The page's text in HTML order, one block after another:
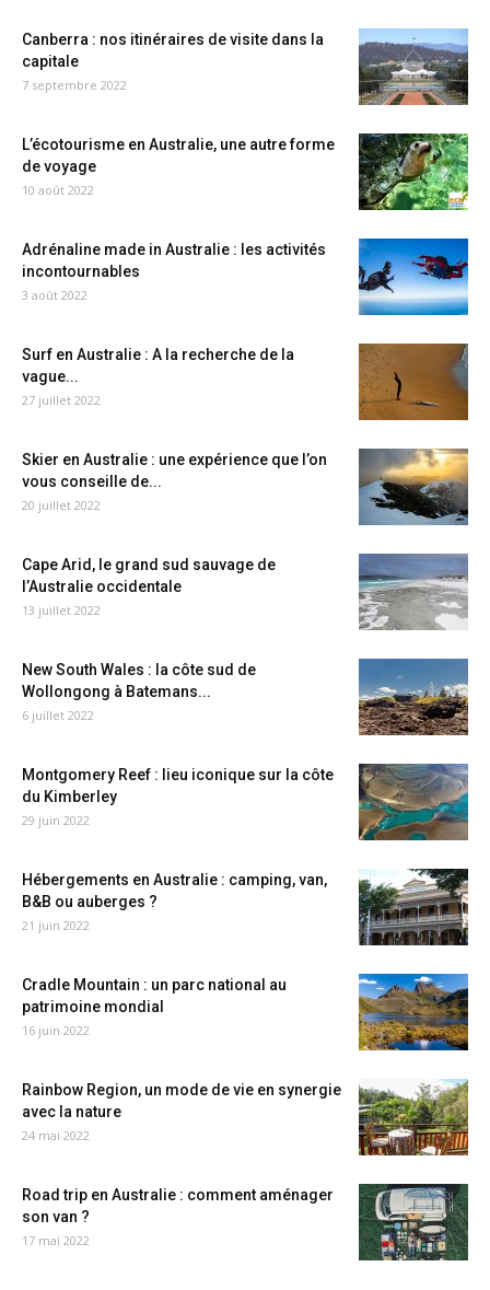
Canberra : nos itinéraires de visite dans la
capitale
7 septembre 2022
L’écotourisme en Australie, une autre forme
de voyage
10 août 2022
Adrénaline made in Australie : les activités
incontournables
3 août 2022
Surf en Australie : A la recherche de la
vague...
27 juillet 2022
Skier en Australie : une expérience que l’on
vous conseille de...
20 juillet 2022
Cape Arid, le grand sud sauvage de
l’Australie occidentale
13 juillet 2022
New South Wales : la côte sud de
Wollongong à Batemans...
6 juillet 2022
Montgomery Reef : lieu iconique sur la côte
du Kimberley
29 juin 2022
Hébergements en Australie : camping, van,
B&B ou auberges ?
21 juin 2022
Cradle Mountain : un parc national au
patrimoine mondial
16 juin 2022
Rainbow Region, un mode de vie en synergie
avec la nature
24 mai 2022
Road trip en Australie : comment aménager
son van ?
17 mai 2022